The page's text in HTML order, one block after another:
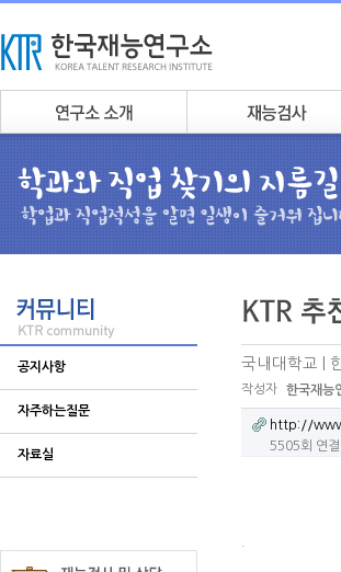
공지사항
자주하는질문
자료실
국내대학교 |
작성자 한국재능
http://
5505회 연결